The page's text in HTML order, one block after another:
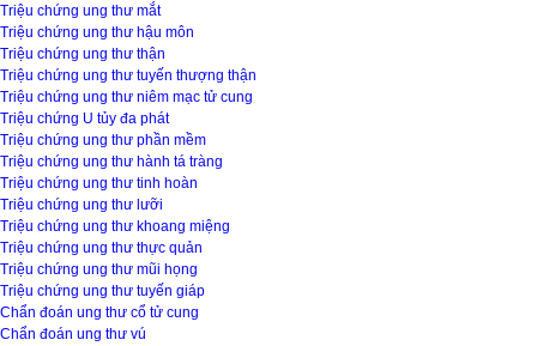
Triệu chứng ung thư mắt
Triệu chứng ung thư hậu môn
Triệu chứng ung thư thận
Triệu chứng ung thư tuyến thượng thận
Triệu chứng ung thư niêm mạc tử cung
Triệu chứng U tủy đa phát
Triệu chứng ung thư phần mềm
Triệu chứng ung thư hành tá tràng
Triệu chứng ung thư tinh hoàn
Triệu chứng ung thư lưỡi
Triệu chứng ung thư khoang miệng
Triệu chứng ung thư thực quản
Triệu chứng ung thư mũi họng
Triệu chứng ung thư tuyến giáp
Chẩn đoán ung thư cổ tử cung
Chẩn đoán ung thư vú